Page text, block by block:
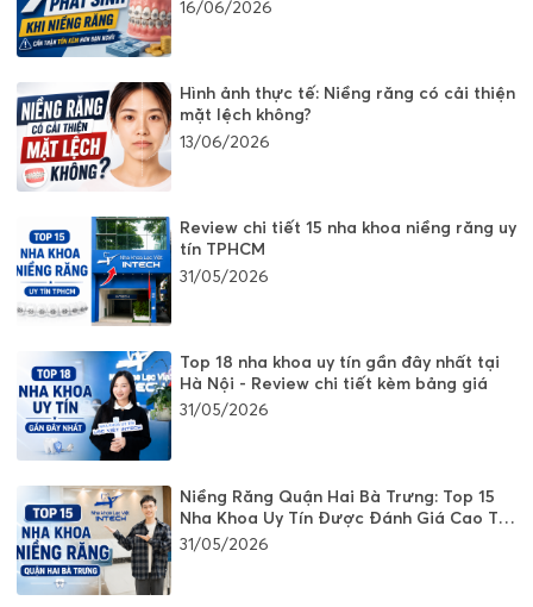
16/06/2026
Hình ảnh thực tế: Niềng răng có cải thiện
mặt lệch không?
13/06/2026
Review chi tiết 15 nha khoa niềng răng uy
tín TPHCM
31/05/2026
Top 18 nha khoa uy tín gần đây nhất tại
Hà Nội - Review chi tiết kèm bảng giá
31/05/2026
Niềng Răng Quận Hai Bà Trưng: Top 15
Nha Khoa Uy Tín Được Đánh Giá Cao Tại
Hà Nội
31/05/2026